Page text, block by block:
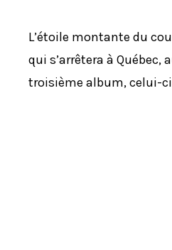
L’étoile montante du
qui s’arrêtera à Québec,
troisième album, celui-